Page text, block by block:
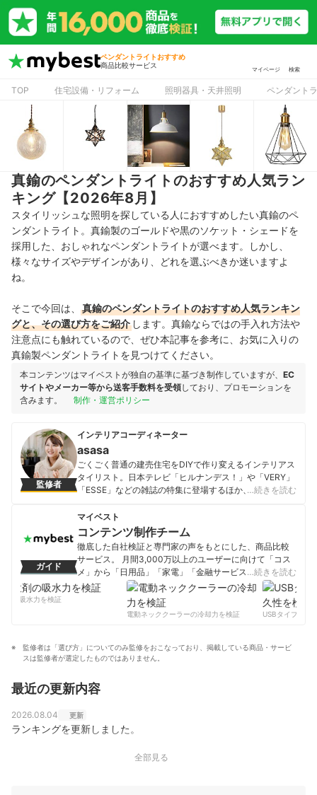
ペンダントライトおすすめ
商品比較サービス
マイページ 検索
TOP 住宅設備・リフォーム 照明器具・天井照明 ペンダント
真鍮のペンダントライトのおすすめ人気ラン
キング【2026年8月】
スタイリッシュな照明を探している人におすすめしたい真鍮のペ
ンダントライト。真鍮製のゴールドや黒のソケット・シェードを
採用した、おしゃれなペンダントライトが選べます。しかし、
様々なサイズやデザインがあり、どれを選ぶべきか迷いますよ
ね。
そこで今回は、 真鍮のペンダントライトのおすすめ人気ランキン
グと、その選び方をご紹介 します。真鍮ならではの手入れ方法や
注意点にも触れているので、ぜひ本記事を参考に、お気に入りの
真鍮製ペンダントライトを見つけてください。
本コンテンツはマイベストが独自の基準に基づき制作していますが、 EC
サイトやメーカー等から送客手数料を受領しており、プロモーションを
含みます。
制作・運営ポリシー
監修者
インテリアコーディネーター
asasa
ごくごく普通の建売住宅をDIYで作り変えるインテリアス
タイリスト。日本テレビ「ヒルナンデス！」や「VERY」
「ESSE」などの雑誌の特集に登場するほか、記事執筆、
メイク・インテリアコーディネート・スッキリ収納に関
してSNS・Yahoo! JAPAN クリエイターズプログラムで
発信中。出版『元雑貨屋asasaさんの「ゆるカワ暮ら
し」: お金も時間もかけずに、毎日がトキめくコツ』（小
学館）など。
asasaのプロフィール
…続きを読む
ガイド
マイベスト
コンテンツ制作チーム
徹底した自社検証と専門家の声をもとにした、商品比較
サービス。 月間3,000万以上のユーザーに向けて「コス
メ」から「日用品」「家電」「金融サービス」まで、ベ
ストな商品を選んでもらうために、毎日コンテンツを制
コンテンツ制作チームのプロフィール
…続きを読む
の吸水力を検証
電動ネッククーラーの冷却力を検証
USBタイプCケー
監修者は「選び方」についてのみ監修をおこなっており、掲載している商品・サービ
スは監修者が選定したものではありません。
最近の更新内容
2026.08.04 更新
ランキングを更新しました。
全部見る